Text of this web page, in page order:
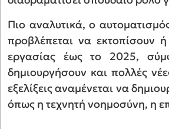
Πιο αναλυτικά, ο
προβλέπεται να εκτοπίσουν
εργασίας έως το 2025,
δημιουργήσουν και πολλές
εξελίξεις αναμένεται να
όπως η τεχνητή νοημοσύνη, η